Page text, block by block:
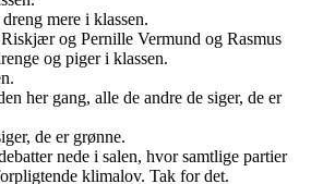
mere i klassen.
og Pernille Vermund og Rasmus
og piger i klassen.
her gang, alle de andre de siger, de er
de er grønne.
nede i salen, hvor samtlige partier
klimalov. Tak for det.